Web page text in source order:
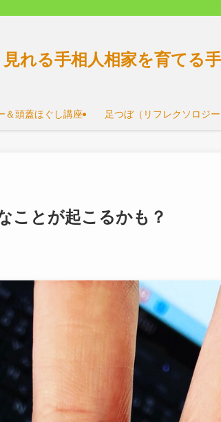
れる手相人相家を育てる
＆頭蓋ほぐし講座 足つぼ（リフレクソロジ
ことが起こるかも？